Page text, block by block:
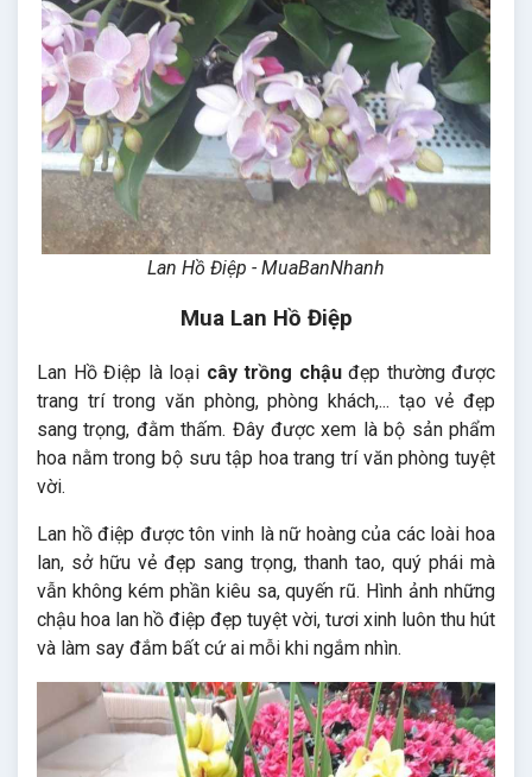
Lan Hồ Điệp - MuaBanNhanh
Mua Lan Hồ Điệp
Lan Hồ Điệp là loại cây trồng chậuđẹp thường được
trang trí trong văn phòng, phòng khách,... tạo vẻ đẹp
sang trọng, đằm thấm. Đây được xem là bộ sản phẩm
hoa nằm trong bộ sưu tập hoa trang trí văn phòng tuyệt
vời.
Lan hồ điệp được tôn vinh là nữ hoàng của các loài hoa
lan, sở hữu vẻ đẹp sang trọng, thanh tao, quý phái mà
vẫn không kém phần kiêu sa, quyến rũ. Hình ảnh những
chậu hoa lan hồ điệp đẹp tuyệt vời, tươi xinh luôn thu hút
và làm say đắm bất cứ ai mỗi khi ngắm nhìn.